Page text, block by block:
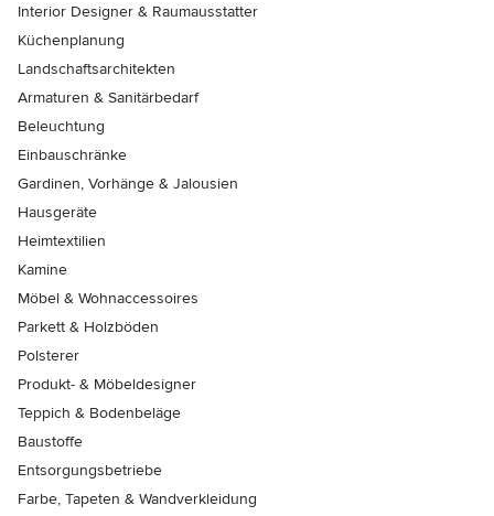
Interior Designer & Raumausstatter
Küchenplanung
Landschaftsarchitekten
Armaturen & Sanitärbedarf
Beleuchtung
Einbauschränke
Gardinen, Vorhänge & Jalousien
Hausgeräte
Heimtextilien
Kamine
Möbel & Wohnaccessoires
Parkett & Holzböden
Polsterer
Produkt- & Möbeldesigner
Teppich & Bodenbeläge
Baustoffe
Entsorgungsbetriebe
Farbe, Tapeten & Wandverkleidung